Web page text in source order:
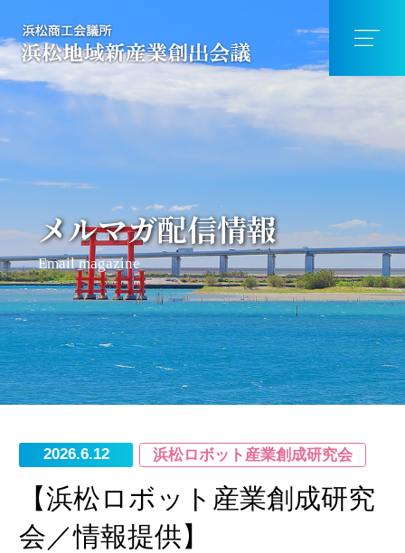
メルマガ配信情報
Email magazine
2026.6.12 浜松ロボット産業創成研究会
【浜松ロボット産業創成研究
会／情報提供】